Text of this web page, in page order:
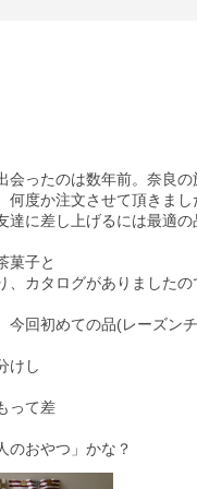
ったのは数年前。奈良の
度か注文させて頂きまし
に差し上げるには最適の
菓子と
カタログがありました
回初めての品(レーズン
けし
って差
のおやつ」かな？